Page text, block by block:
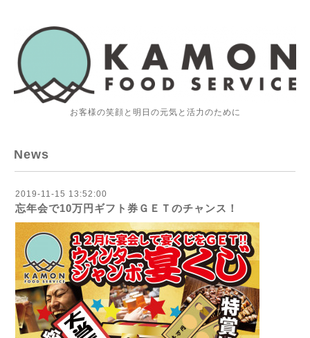
お客様の笑顔と明日の元気と活力のために
News
2019-11-15 13:52:00
忘年会で10万円ギフト券ＧＥＴのチャンス！